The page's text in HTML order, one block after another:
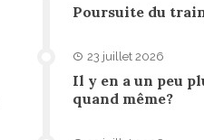
Poursuite du
23 juillet 2026
Il y en a un peu
quand même?